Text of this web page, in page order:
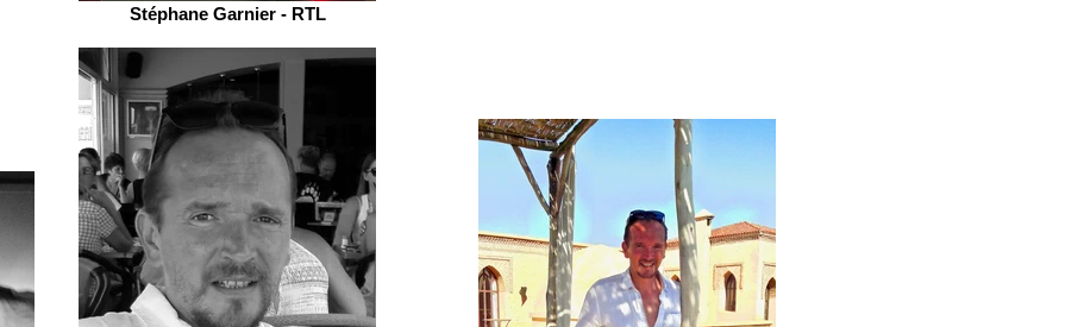
Stéphane Garnier - RTL